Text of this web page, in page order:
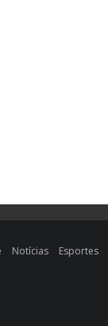
Notícias Esportes